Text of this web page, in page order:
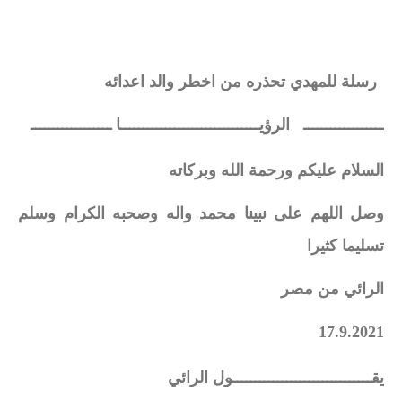
رسلة للمهدي تحذره من اخطر والد اعدائه
ــــــــــــــــــ الرؤيـــــــــــــــــــــــــــــــا ــــــــــــــــــ
السلام عليكم ورحمة الله وبركاته
وصل اللهم على نبينا محمد واله وصحبه الكرام وسلم
تسليما كثيرا
الرائي من مصر
17.9.2021
يقـــــــــــــــــــــــــــــــول الرائي